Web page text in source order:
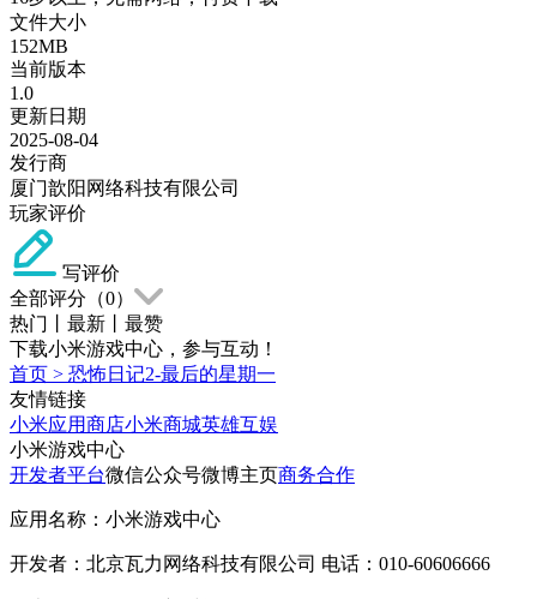
文件大小
152MB
当前版本
1.0
更新日期
2025-08-04
发行商
厦门歆阳网络科技有限公司
玩家评价
写评价
全部评分（0）
热门
最新
最赞
下载小米游戏中心，参与互动！
首页 > 恐怖日记2-最后的星期一
友情链接
小米应用商店小米商城英雄互娱
小米游戏中心
开发者平台微信公众号微博主页商务合作
应用名称：小米游戏中心
开发者：北京瓦力网络科技有限公司 电话：010-60606666